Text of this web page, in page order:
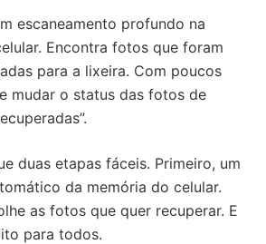
escaneamento profundo na
Encontra fotos que foram
para a lixeira. Com poucos
mudar o status das fotos de
duas etapas fáceis. Primeiro, um
da memória do celular.
as fotos que quer recuperar. E
para todos.